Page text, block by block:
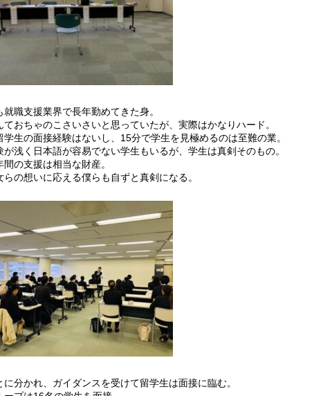
就職支援業界で長年勤めてきた身。
ておちゃのこさいさいと思っていたが、実際はかなりハード。
学生の面接経験はないし、15分で学生を見極めるのは至難の業。
が浅く日本語が容易でない学生もいるが、学生は真剣そのもの。
間の支援は相当な財産。
らの想いに応える僕らも自ずと真剣になる。
に分かれ、ガイダンスを受けて留学生は面接に臨む。